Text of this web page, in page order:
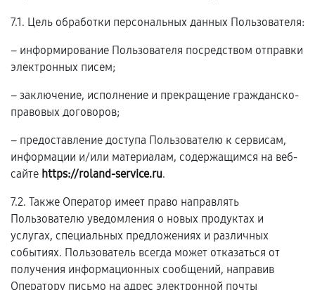
7.1. Цель обработки персональных данных Пользователя:
– информирование Пользователя посредством отправки
электронных писем;
– заключение, исполнение и прекращение гражданско-
правовых договоров;
– предоставление доступа Пользователю к сервисам,
информации и/или материалам, содержащимся на веб-
сайте https://roland-service.ru.
7.2. Также Оператор имеет право направлять
Пользователю уведомления о новых продуктах и
услугах, специальных предложениях и различных
событиях. Пользователь всегда может отказаться от
получения информационных сообщений, направив
Оператору письмо на адрес электронной почты